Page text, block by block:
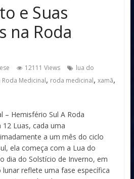
e Suas
na Roda
12111 Views
lua do
Roda Medicinal, roda medicinal, xamã,
– Hemisfério Sul A Roda
12 Luas, cada uma
a um mês do ciclo
ela começa com a Lua do
dia do Solstício de Inverno, em
lunar reflete uma fase específica